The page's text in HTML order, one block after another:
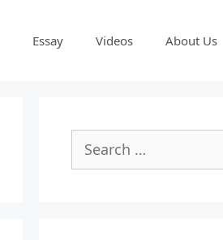
Essay Videos About Us
for: